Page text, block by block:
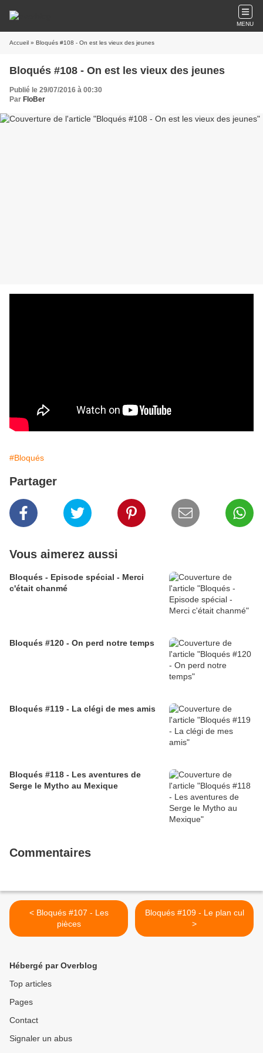
MENU
Accueil » Bloqués #108 - On est les vieux des jeunes
Bloqués #108 - On est les vieux des jeunes
Publié le 29/07/2016 à 00:30
Par FloBer
#Bloqués
Partager
Vous aimerez aussi
Bloqués - Episode spécial - Merci
c'était chanmé
Bloqués #120 - On perd notre temps
Bloqués #119 - La clégi de mes amis
Bloqués #118 - Les aventures de
Serge le Mytho au Mexique
Commentaires
< Bloqués #107 - Les
pièces
Bloqués #109 - Le plan cul
>
Hébergé par Overblog
Top articles
Pages
Contact
Signaler un abus